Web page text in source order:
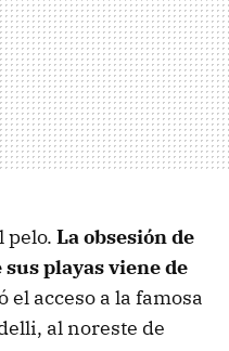
pelo. La obsesión de
playas viene de
acceso a la famosa
al noreste de